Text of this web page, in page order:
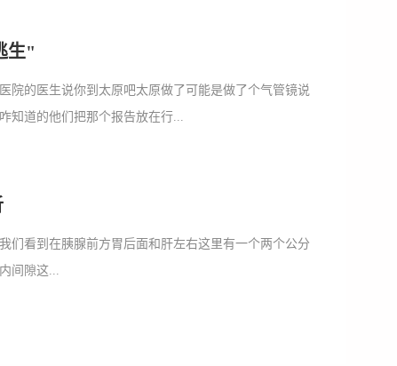
生"
院的医生说你到太原吧太原做了可能是做了个气管镜说
知道的他们把那个报告放在行...
们看到在胰腺前方胃后面和肝左右这里有一个两个公分
间隙这...